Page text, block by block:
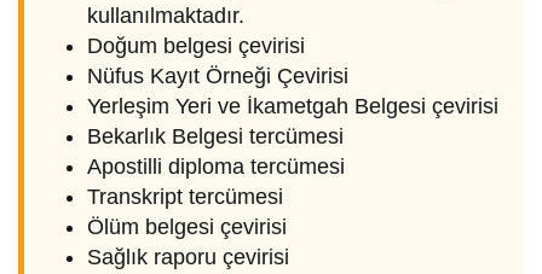
kullanılmaktadır.
Doğum belgesi çevirisi
Nüfus Kayıt Örneği Çevirisi
Yerleşim Yeri ve İkametgah Belgesi çevirisi
Bekarlık Belgesi tercümesi
Apostilli diploma tercümesi
Transkript tercümesi
Ölüm belgesi çevirisi
Sağlık raporu çevirisi